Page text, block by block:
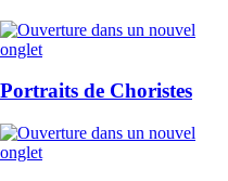
Portraits de Choristes